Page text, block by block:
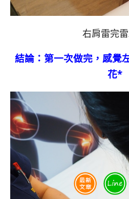
右肩雷完
結論：第一次做完，感覺
花*